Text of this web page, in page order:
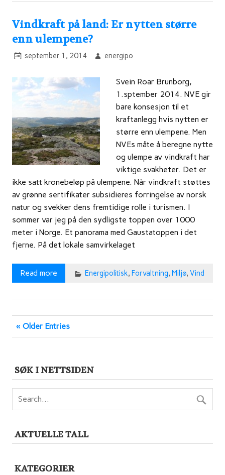
Vindkraft på land: Er nytten større
enn ulempene?
september 1, 2014 energipo
Svein Roar Brunborg,
1.sptember 2014. NVE gir
bare konsesjon til et
kraftanlegg hvis nytten er
større enn ulempene. Men
NVEs måte å beregne nytte
og ulempe av vindkraft har
viktige svakheter. Det er
ikke satt kronebeløp på ulempene. Når vindkraft støttes
av grønne sertifikater subsidieres forringelse av norsk
natur og svekker dens fremtidige rolle i turismen. I
sommer var jeg på den sydligste toppen over 1000
meter i Norge. Et panorama med Gaustatoppen i det
fjerne. På det lokale samvirkelaget
Read more Energipolitisk, Forvaltning, Miljø, Vind
« Older Entries
SØK I NETTSIDEN
AKTUELLE TALL
KATEGORIER